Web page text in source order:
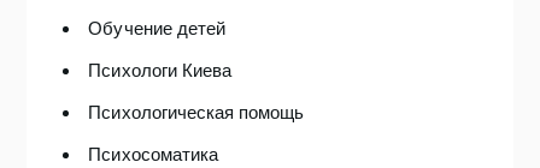
Обучение детей
Психологи Киева
Психологическая помощь
Психосоматика